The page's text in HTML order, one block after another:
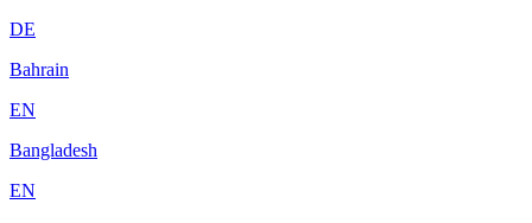
DE
Bahrain
EN
Bangladesh
EN